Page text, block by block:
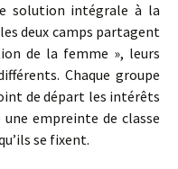
solution intégrale à la
deux camps partagent
de la femme », leurs
Chaque groupe
de départ les intérêts
empreinte de classe
se fixent.